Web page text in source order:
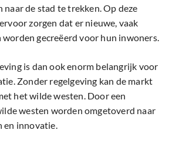
de stad te trekken. Op deze
zorgen dat er nieuwe, vaak
worden gecreëerd voor hun inwoners.
is dan ook enorm belangrijk voor
Zonder regelgeving kan de markt
het wilde westen. Door een
westen worden omgetoverd naar
en innovatie.